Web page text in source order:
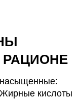
РАЦИОНЕ
кислоты